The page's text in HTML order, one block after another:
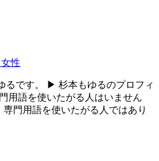
るです。 ▶ 杉本もゆるのプロフィ
用語を使いたがる人はいません
門用語を使いたがる人ではあり